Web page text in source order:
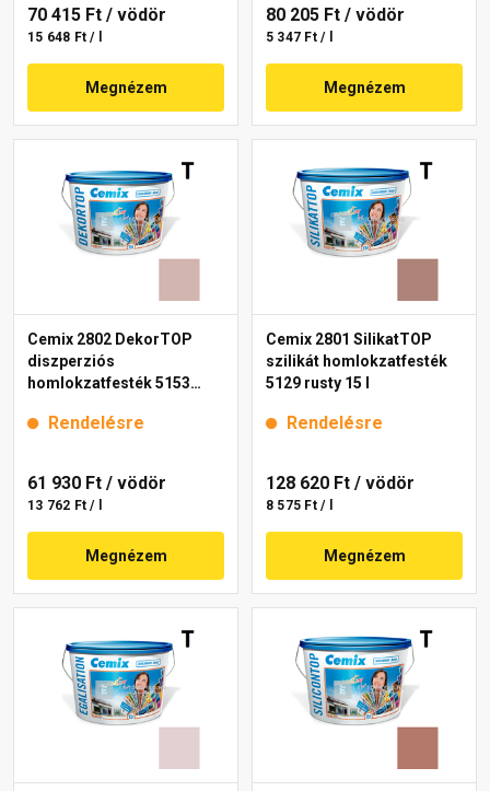
70 415 Ft / vödör
15 648 Ft / l
Megnézem
80 205 Ft / vödör
5 347 Ft / l
Megnézem
Cemix 2802 DekorTOP
diszperziós
homlokzatfesték 5153
Rendelésre
61 930 Ft / vödör
13 762 Ft / l
Megnézem
Cemix 2801 SilikatTOP
szilikát homlokzatfesték
5129 rusty 15 l
Rendelésre
128 620 Ft / vödör
8 575 Ft / l
Megnézem